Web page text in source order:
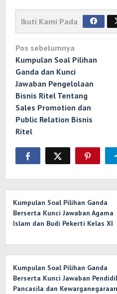
Ikuti Kami Pada
Navigasi
pos
Pos sebelumnya
Kumpulan Soal Pilihan
Ganda dan Kunci
Jawaban Pengelolaan
Bisnis Ritel Tentang
Sales Promotion dan
Public Relation Bisnis
Ritel
Kumpulan Soal Pilihan Ganda
Berserta Kunci Jawaban Agama
Islam dan Budi Pekerti Kelas XI
Asmaul Husna
Kumpulan Soal Pilihan Ganda
Berserta Kunci Jawaban
Pancasila dan Kewarganegaraan